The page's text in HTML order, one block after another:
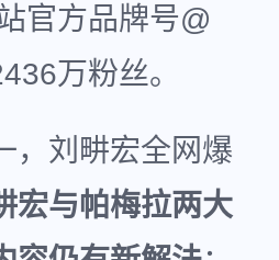
官方品牌号@
万粉丝。
，刘畊宏全网爆
宏与帕梅拉两大